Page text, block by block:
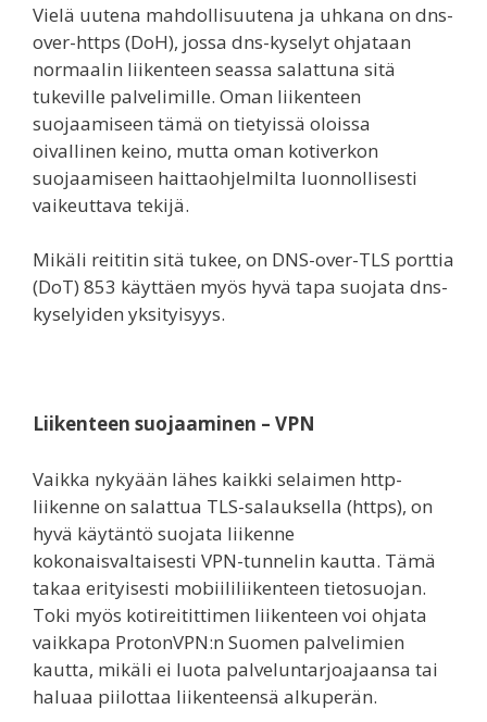
Vielä uutena mahdollisuutena ja uhkana on dns-
over-https (DoH), jossa dns-kyselyt ohjataan
normaalin liikenteen seassa salattuna sitä
tukeville palvelimille. Oman liikenteen
suojaamiseen tämä on tietyissä oloissa
oivallinen keino, mutta oman kotiverkon
suojaamiseen haittaohjelmilta luonnollisesti
vaikeuttava tekijä.
Mikäli reititin sitä tukee, on DNS-over-TLS porttia
(DoT) 853 käyttäen myös hyvä tapa suojata dns-
kyselyiden yksityisyys.
Liikenteen suojaaminen – VPN
Vaikka nykyään lähes kaikki selaimen http-
liikenne on salattua TLS-salauksella (https), on
hyvä käytäntö suojata liikenne
kokonaisvaltaisesti VPN-tunnelin kautta. Tämä
takaa erityisesti mobiililiikenteen tietosuojan.
Toki myös kotireitittimen liikenteen voi ohjata
vaikkapa ProtonVPN:n Suomen palvelimien
kautta, mikäli ei luota palveluntarjoajaansa tai
haluaa piilottaa liikenteensä alkuperän.